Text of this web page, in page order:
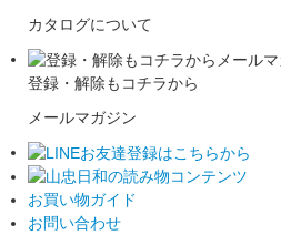
カタログについて
登録・解除もコチラから
メールマガジン
お買い物ガイド
お問い合わせ